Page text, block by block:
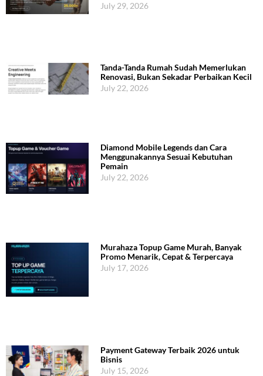
July 29, 2026
Tanda-Tanda Rumah Sudah Memerlukan
Renovasi, Bukan Sekadar Perbaikan Kecil
July 22, 2026
Diamond Mobile Legends dan Cara
Menggunakannya Sesuai Kebutuhan
Pemain
July 22, 2026
Murahaza Topup Game Murah, Banyak
Promo Menarik, Cepat & Terpercaya
July 17, 2026
Payment Gateway Terbaik 2026 untuk
Bisnis
July 15, 2026